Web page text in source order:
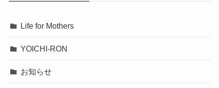
Life for Mothers
YOICHI-RON
お知らせ